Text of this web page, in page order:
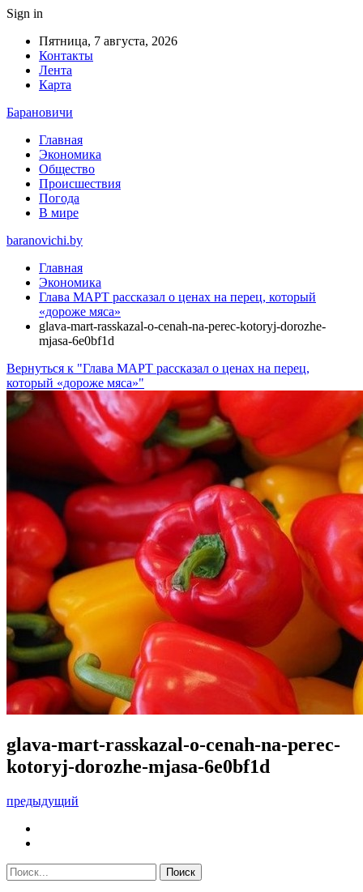
Sign in
Пятница, 7 августа, 2026
Контакты
Лента
Карта
Барановичи
Главная
Экономика
Общество
Происшествия
Погода
В мире
baranovichi.by
Главная
Экономика
Глава МАРТ рассказал о ценах на перец, который
«дороже мяса»
glava-mart-rasskazal-o-cenah-na-perec-kotoryj-dorozhe-
mjasa-6e0bf1d
Вернуться к "Глава МАРТ рассказал о ценах на перец,
который «дороже мяса»"
glava-mart-rasskazal-o-cenah-na-perec-
kotoryj-dorozhe-mjasa-6e0bf1d
предыдущий